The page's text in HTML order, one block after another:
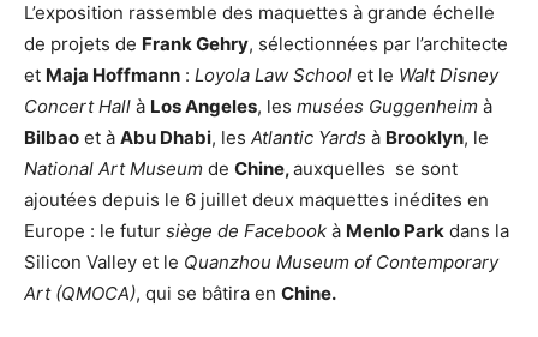
L’exposition rassemble des maquettes à grande échelle
de projets de Frank Gehry, sélectionnées par l’architecte
et Maja Hoffmann : Loyola Law School et le Walt Disney
Concert Hall à Los Angeles, les musées Guggenheim à
Bilbao et à Abu Dhabi, les Atlantic Yards à Brooklyn, le
National Art Museum de Chine,auxquelles se sont
ajoutées depuis le 6 juillet deux maquettes inédites en
Europe : le futur siège de Facebook à Menlo Park dans la
Silicon Valley et le Quanzhou Museum of Contemporary
Art (QMOCA), qui se bâtira en Chine.